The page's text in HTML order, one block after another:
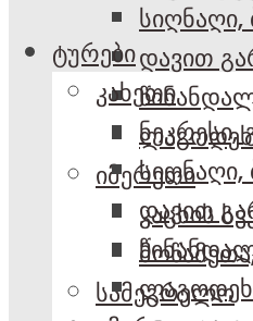
დავით
იმერეთი
კაცხის
სამეგრელო
ტურები
კახეთი
ნეკრესი,
სიღნაღი,
დავით